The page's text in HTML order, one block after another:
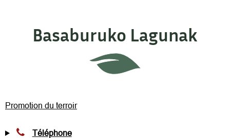
Basaburuko Lagunak
Promotion du terroir
Téléphone